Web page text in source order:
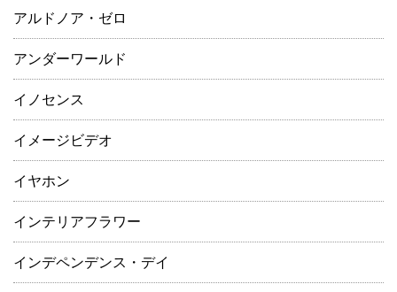
アルドノア・ゼロ
アンダーワールド
イノセンス
イメージビデオ
イヤホン
インテリアフラワー
インデペンデンス・デイ